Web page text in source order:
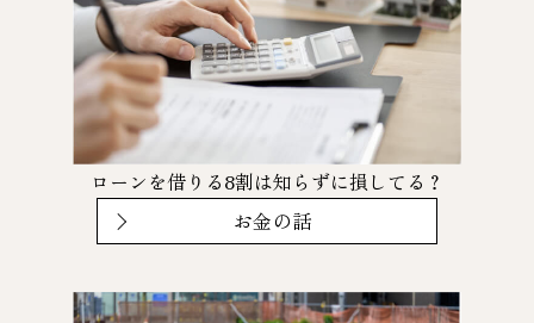
ローンを借りる8割は知らずに損してる？
お金の話